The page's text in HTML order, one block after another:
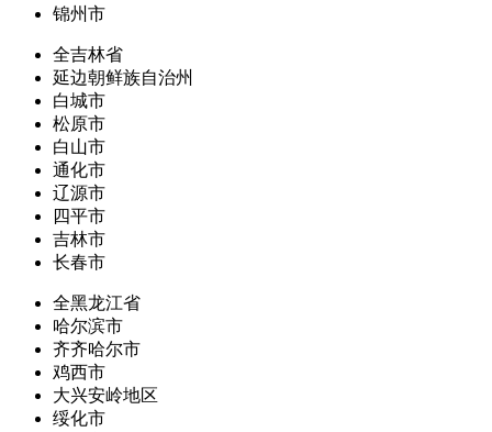
锦州市
全吉林省
延边朝鲜族自治州
白城市
松原市
白山市
通化市
辽源市
四平市
吉林市
长春市
全黑龙江省
哈尔滨市
齐齐哈尔市
鸡西市
大兴安岭地区
绥化市